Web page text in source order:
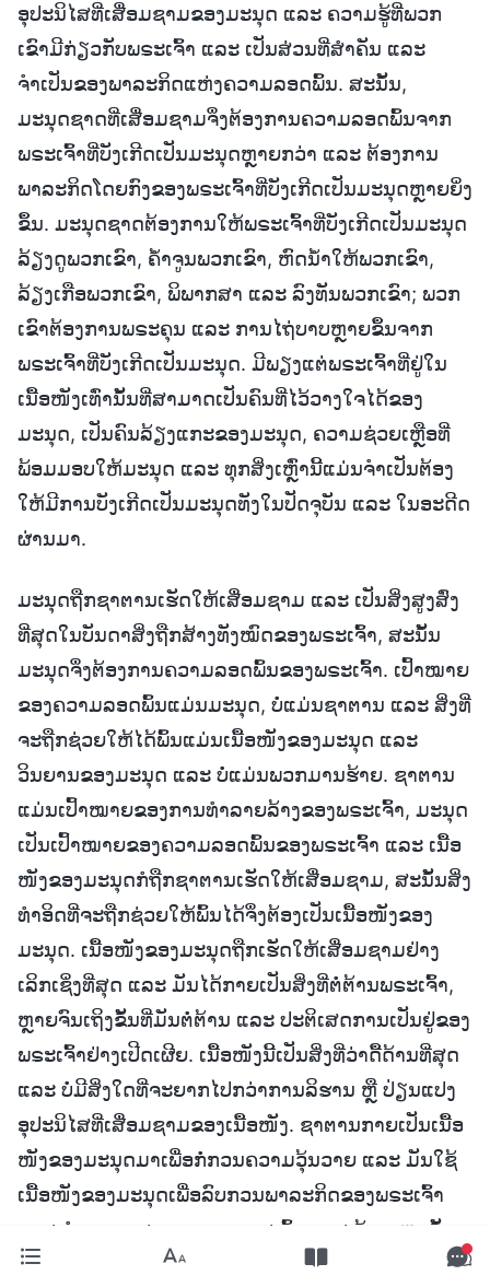
ອຸປະນິໄສທີ່ເສື່ອມຊາມຂອງມະນຸດ ແລະ ຄວາມຮູ້ທີ່ພວກ
ເຂົາມີກ່ຽວກັບພຣະເຈົ້າ ແລະ ເປັນສ່ວນທີ່ສຳຄັນ ແລະ
ຈຳເປັນຂອງພາລະກິດແຫ່ງຄວາມລອດພົ້ນ. ສະນັ້ນ,
ມະນຸດຊາດທີ່ເສື່ອມຊາມຈຶ່ງຕ້ອງການຄວາມລອດພົ້ນຈາກ
ພຣະເຈົ້າທີ່ບັງເກີດເປັນມະນຸດຫຼາຍກວ່າ ແລະ ຕ້ອງການ
ພາລະກິດໂດຍກົງຂອງພຣະເຈົ້າທີ່ບັງເກີດເປັນມະນຸດຫຼາຍຍິ່ງ
ຂຶ້ນ. ມະນຸດຊາດຕ້ອງການໃຫ້ພຣະເຈົ້າທີ່ບັງເກີດເປັນມະນຸດ
ລ້ຽງດູພວກເຂົາ, ຄໍ້າຈູນພວກເຂົາ, ຫົດນໍ້າໃຫ້ພວກເຂົາ,
ລ້ຽງເກືອພວກເຂົາ, ພິພາກສາ ແລະ ລົງທັນພວກເຂົາ; ພວກ
ເຂົາຕ້ອງການພຣະຄຸນ ແລະ ການໄຖ່ບາບຫຼາຍຂຶ້ນຈາກ
ພຣະເຈົ້າທີ່ບັງເກີດເປັນມະນຸດ. ມີພຽງແຕ່ພຣະເຈົ້າທີ່ຢູ່ໃນ
ເນື້ອໜັງເທົ່ານັ້ນທີ່ສາມາດເປັນຄົນທີ່ໄວ້ວາງໃຈໄດ້ຂອງ
ມະນຸດ, ເປັນຄົນລ້ຽງແກະຂອງມະນຸດ, ຄວາມຊ່ວຍເຫຼືອທີ່
ພ້ອມມອບໃຫ້ມະນຸດ ແລະ ທຸກສິ່ງເຫຼົ່ານີ້ແມ່ນຈຳເປັນຕ້ອງ
ໃຫ້ມີການບັງເກີດເປັນມະນຸດທັງໃນປັດຈຸບັນ ແລະ ໃນອະດີດ
ຜ່ານມາ.
ມະນຸດຖືກຊາຕານເຮັດໃຫ້ເສື່ອມຊາມ ແລະ ເປັນສິ່ງສູງສົ່ງ
ທີ່ສຸດໃນບັນດາສິ່ງຖືກສ້າງທັງໝົດຂອງພຣະເຈົ້າ, ສະນັ້ນ
ມະນຸດຈຶ່ງຕ້ອງການຄວາມລອດພົ້ນຂອງພຣະເຈົ້າ. ເປົ້າໝາຍ
ຂອງຄວາມລອດພົ້ນແມ່ນມະນຸດ, ບໍ່ແມ່ນຊາຕານ ແລະ ສິ່ງທີ່
ຈະຖືກຊ່ວຍໃຫ້ໄດ້ພົ້ນແມ່ນເນື້ອໜັງຂອງມະນຸດ ແລະ
ວິນຍານຂອງມະນຸດ ແລະ ບໍ່ແມ່ນພວກມານຮ້າຍ. ຊາຕານ
ແມ່ນເປົ້າໝາຍຂອງການທຳລາຍລ້າງຂອງພຣະເຈົ້າ, ມະນຸດ
ເປັນເປົ້າໝາຍຂອງຄວາມລອດພົ້ນຂອງພຣະເຈົ້າ ແລະ ເນື້ອ
ໜັງຂອງມະນຸດກໍຖືກຊາຕານເຮັດໃຫ້ເສື່ອມຊາມ, ສະນັ້ນສິ່ງ
ທຳອິດທີ່ຈະຖືກຊ່ວຍໃຫ້ພົ້ນໄດ້ຈຶ່ງຕ້ອງເປັນເນື້ອໜັງຂອງ
ມະນຸດ. ເນື້ອໜັງຂອງມະນຸດຖືກເຮັດໃຫ້ເສື່ອມຊາມຢ່າງ
ເລິກເຊິ່ງທີ່ສຸດ ແລະ ມັນໄດ້ກາຍເປັນສິ່ງທີ່ຕໍ່ຕ້ານພຣະເຈົ້າ,
ຫຼາຍຈົນເຖິງຂັ້ນທີ່ມັນຕໍ່ຕ້ານ ແລະ ປະຕິເສດການເປັນຢູ່ຂອງ
ພຣະເຈົ້າຢ່າງເປີດເຜີຍ. ເນື້ອໜັງນີ້ເປັນສິ່ງທີ່ວ່າດື້ດ້ານທີ່ສຸດ
ແລະ ບໍ່ມີສິ່ງໃດທີ່ຈະຍາກໄປກວ່າການລິຮານ ຫຼື ປ່ຽນແປງ
ອຸປະນິໄສທີ່ເສື່ອມຊາມຂອງເນື້ອໜັງ. ຊາຕານກາຍເປັນເນື້ອ
ໜັງຂອງມະນຸດມາເພື່ອກໍ່ກວນຄວາມວຸ້ນວາຍ ແລະ ມັນໃຊ້
ເນື້ອໜັງຂອງມະນຸດເພື່ອລົບກວນພາລະກິດຂອງພຣະເຈົ້າ
ແລະ ທຳລາຍແຜນການຂອງພຣະເຈົ້າ ແລະ ດ້ວຍເຫດນັ້ນ
ມະນຸດຈຶ່ງກາຍເປັນຊາຕານ ແລະ ກາຍມາເປັນສັດຕູຂອງ